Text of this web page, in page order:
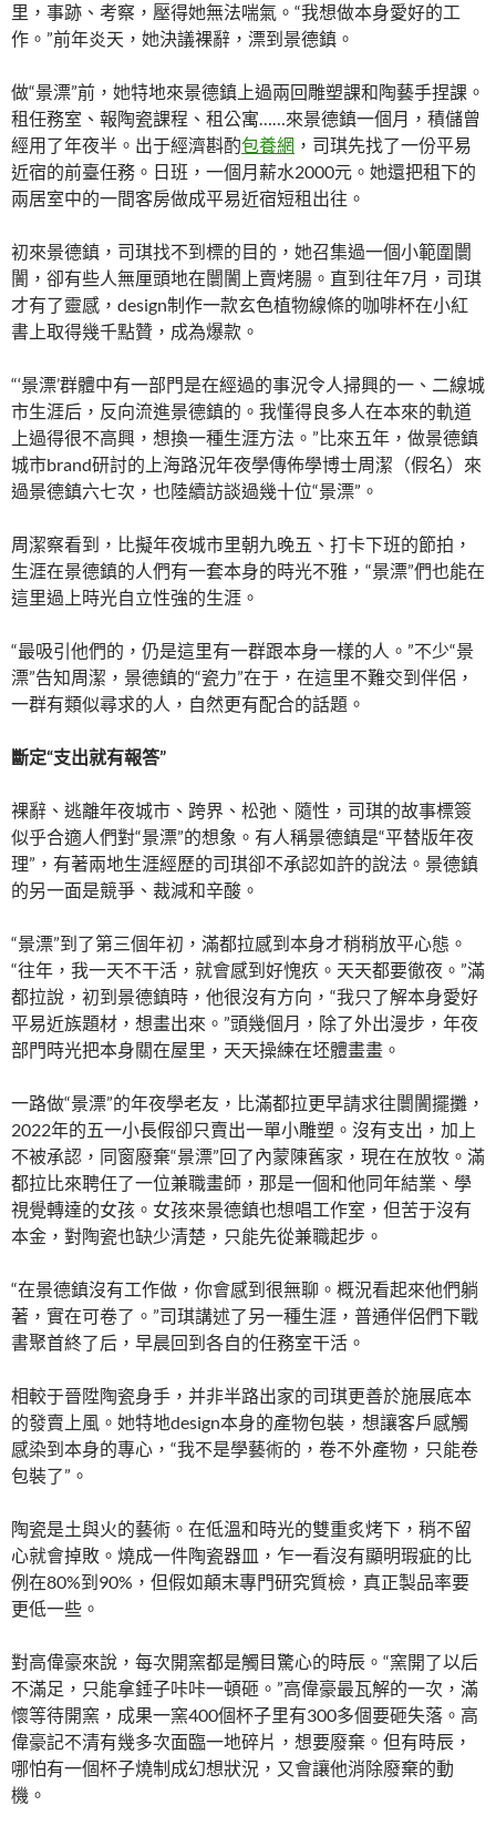
里，事跡、考察，壓得她無法喘氣。“我想做本身愛好的工
作。”前年炎天，她決議裸辭，漂到景德鎮。
做“景漂”前，她特地來景德鎮上過兩回雕塑課和陶藝手捏課。
租任務室、報陶瓷課程、租公寓……來景德鎮一個月，積儲曾
經用了年夜半。出于經濟斟酌包養網 ，司琪先找了一份平易
近宿的前臺任務。日班，一個月薪水2000元。她還把租下的
兩居室中的一間客房做成平易近宿短租出往。
初來景德鎮，司琪找不到標的目的，她召集過一個小範圍闤
闠，卻有些人無厘頭地在闤闠上賣烤腸。直到往年7月，司琪
才有了靈感，design制作一款玄色植物線條的咖啡杯在小紅
書上取得幾千點贊，成為爆款。
“‘景漂’群體中有一部門是在經過的事況令人掃興的一、二線城
市生涯后，反向流進景德鎮的。我懂得良多人在本來的軌道
上過得很不高興，想換一種生涯方法。”比來五年，做景德鎮
城市brand研討的上海路況年夜學傳佈學博士周潔（假名）來
過景德鎮六七次，也陸續訪談過幾十位“景漂”。
周潔察看到，比擬年夜城市里朝九晚五、打卡下班的節拍，
生涯在景德鎮的人們有一套本身的時光不雅，“景漂”們也能在
這里過上時光自立性強的生涯。
“最吸引他們的，仍是這里有一群跟本身一樣的人。”不少“景
漂”告知周潔，景德鎮的“瓷力”在于，在這里不難交到伴侶，
一群有類似尋求的人，自然更有配合的話題。
斷定“支出就有報答”
裸辭、逃離年夜城市、跨界、松弛、隨性，司琪的故事標簽
似乎合適人們對“景漂”的想象。有人稱景德鎮是“平替版年夜
理”，有著兩地生涯經歷的司琪卻不承認如許的說法。景德鎮
的另一面是競爭、裁減和辛酸。
“景漂”到了第三個年初，滿都拉感到本身才稍稍放平心態。
“往年，我一天不干活，就會感到好愧疚。天天都要徹夜。”滿
都拉說，初到景德鎮時，他很沒有方向，“我只了解本身愛好
平易近族題材，想畫出來。”頭幾個月，除了外出漫步，年夜
部門時光把本身關在屋里，天天操練在坯體畫畫。
一路做“景漂”的年夜學老友，比滿都拉更早請求往闤闠擺攤，
2022年的五一小長假卻只賣出一單小雕塑。沒有支出，加上
不被承認，同窗廢棄“景漂”回了內蒙陳舊家，現在在放牧。滿
都拉比來聘任了一位兼職畫師，那是一個和他同年結業、學
視覺轉達的女孩。女孩來景德鎮也想唱工作室，但苦于沒有
本金，對陶瓷也缺少清楚，只能先從兼職起步。
“在景德鎮沒有工作做，你會感到很無聊。概況看起來他們躺
著，實在可卷了。”司琪講述了另一種生涯，普通伴侶們下戰
書聚首終了后，早晨回到各自的任務室干活。
相較于晉陞陶瓷身手，并非半路出家的司琪更善於施展底本
的發賣上風。她特地design本身的產物包裝，想讓客戶感觸
感染到本身的專心，“我不是學藝術的，卷不外產物，只能卷
包裝了”。
陶瓷是土與火的藝術。在低溫和時光的雙重炙烤下，稍不留
心就會掉敗。燒成一件陶瓷器皿，乍一看沒有顯明瑕疵的比
例在80%到90%，但假如顛末專門研究質檢，真正製品率要
更低一些。
對高偉豪來說，每次開窯都是觸目驚心的時辰。“窯開了以后
不滿足，只能拿錘子咔咔一頓砸。”高偉豪最瓦解的一次，滿
懷等待開窯，成果一窯400個杯子里有300多個要砸失落。高
偉豪記不清有幾多次面臨一地碎片，想要廢棄。但有時辰，
哪怕有一個杯子燒制成幻想狀況，又會讓他消除廢棄的動
機。